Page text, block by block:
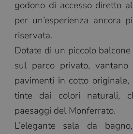
godono di accesso diretto
per un’esperienza ancora
riservata.
Dotate di un piccolo
sul parco privato,
pavimenti in cotto
tinte dai colori naturali,
paesaggi del Monferrato.
L’elegante sala da